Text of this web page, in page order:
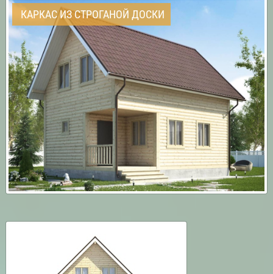
КАРКАС ИЗ СТРОГАНОЙ ДОСКИ